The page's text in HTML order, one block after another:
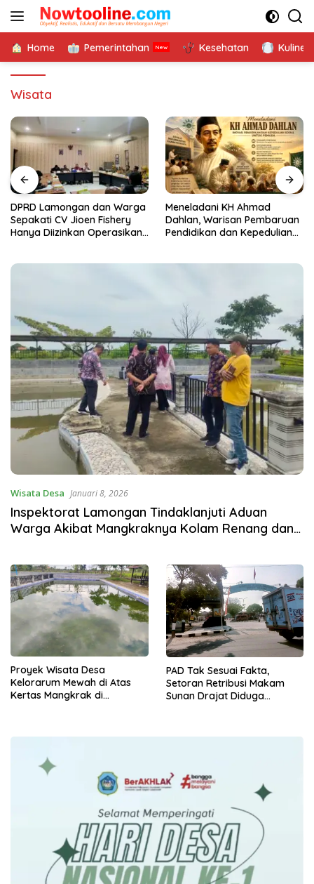
Langsung
Home Pemerintahan Kesehatan Kuliner
Wisata
DPRD Lamongan dan Warga
Sepakati CV Jioen Fishery
Hanya Diizinkan Operasikan
Meneladani KH Ahmad
Dahlan, Warisan Pembaruan
Pendidikan dan Kepedulian
Wisata Desa Januari 8, 2026
Inspektorat Lamongan Tindaklanjuti Aduan
Warga Akibat Mangkraknya Kolam Renang dan
Proyek Wisata Desa
Kelorarum Mewah di Atas
Kertas Mangkrak di
PAD Tak Sesuai Fakta,
Setoran Retribusi Makam
Sunan Drajat Diduga